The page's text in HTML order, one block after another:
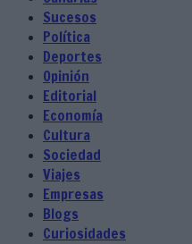
Sucesos
Política
Deportes
Opinión
Editorial
Economía
Cultura
Sociedad
Viajes
Empresas
Blogs
Curiosidades